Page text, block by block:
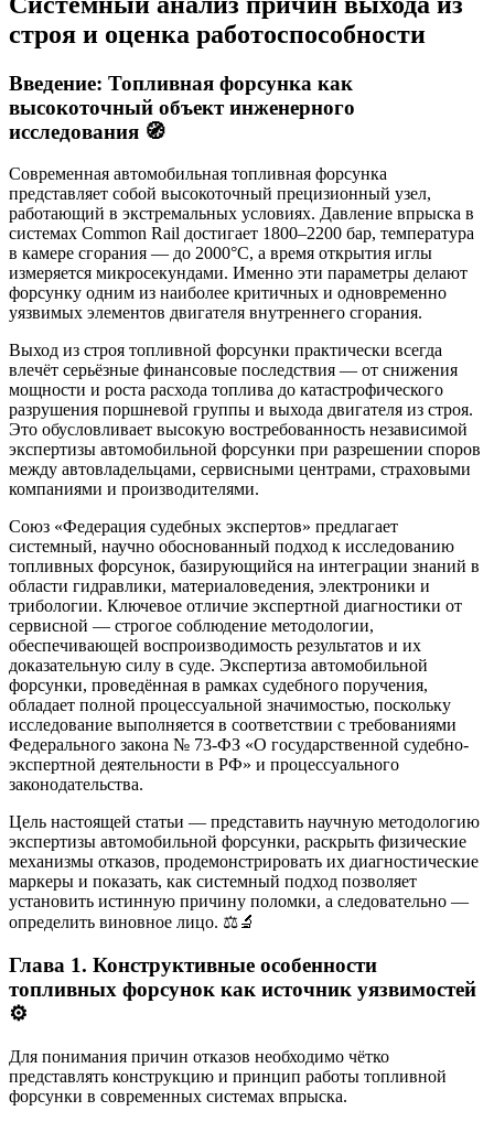
строя и оценка работоспособности
Введение: Топливная форсунка как
высокоточный объект инженерного
исследования 🧭
Современная автомобильная топливная форсунка
представляет собой высокоточный прецизионный узел,
работающий в экстремальных условиях. Давление впрыска в
системах Common Rail достигает 1800–2200 бар, температура
в камере сгорания — до 2000°C, а время открытия иглы
измеряется микросекундами. Именно эти параметры делают
форсунку одним из наиболее критичных и одновременно
уязвимых элементов двигателя внутреннего сгорания.
Выход из строя топливной форсунки практически всегда
влечёт серьёзные финансовые последствия — от снижения
мощности и роста расхода топлива до катастрофического
разрушения поршневой группы и выхода двигателя из строя.
Это обусловливает высокую востребованность независимой
экспертизы автомобильной форсунки при разрешении споров
между автовладельцами, сервисными центрами, страховыми
компаниями и производителями.
Союз «Федерация судебных экспертов» предлагает
системный, научно обоснованный подход к исследованию
топливных форсунок, базирующийся на интеграции знаний в
области гидравлики, материаловедения, электроники и
трибологии. Ключевое отличие экспертной диагностики от
сервисной — строгое соблюдение методологии,
обеспечивающей воспроизводимость результатов и их
доказательную силу в суде. Экспертиза автомобильной
форсунки, проведённая в рамках судебного поручения,
обладает полной процессуальной значимостью, поскольку
исследование выполняется в соответствии с требованиями
Федерального закона № 73-ФЗ «О государственной судебно-
экспертной деятельности в РФ» и процессуального
законодательства.
Цель настоящей статьи — представить научную методологию
экспертизы автомобильной форсунки, раскрыть физические
механизмы отказов, продемонстрировать их диагностические
маркеры и показать, как системный подход позволяет
установить истинную причину поломки, а следовательно —
определить виновное лицо. ⚖️🔬
Глава 1. Конструктивные особенности
топливных форсунок как источник уязвимостей
⚙️
Для понимания причин отказов необходимо чётко
представлять конструкцию и принцип работы топливной
форсунки в современных системах впрыска.